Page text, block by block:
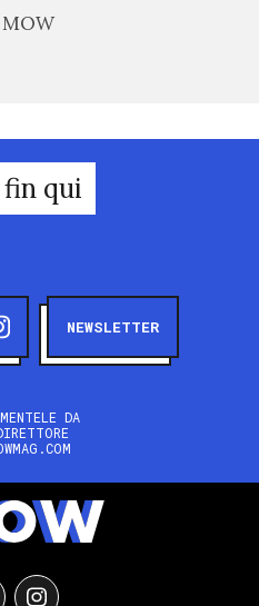
qui
NEWSLETTER
DA